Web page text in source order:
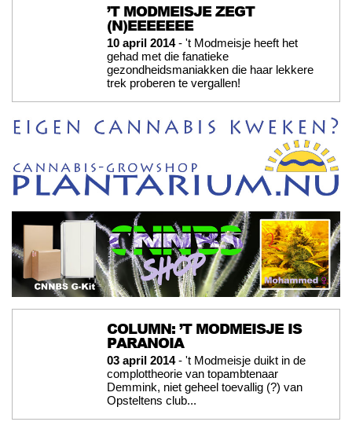
’T MODMEISJE ZEGT
(N)EEEEEEE
10 april 2014- 't Modmeisje heeft het
gehad met die fanatieke
gezondheidsmaniakken die haar lekkere
trek proberen te vergallen!
COLUMN: ’T MODMEISJE IS
PARANOIA
03 april 2014- 't Modmeisje duikt in de
complottheorie van topambtenaar
Demmink, niet geheel toevallig (?) van
Opsteltens club...